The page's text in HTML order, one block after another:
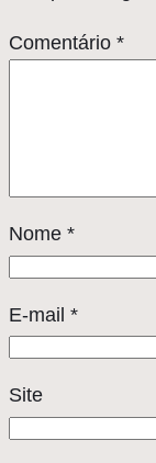
Comentário *
Nome *
E-mail *
Site